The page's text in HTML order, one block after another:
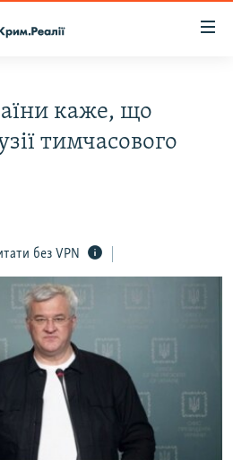
каже, що
тимчасового
без VPN